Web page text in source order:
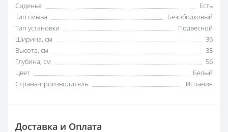
Сиденье
Есть
Тип смыва
Безободковый
Тип установки
Подвесной
Ширина, см
36
Высота, см
33
Глубина, см
56
Цвет
Белый
Страна-производитель
Испания
Доставка и Оплата